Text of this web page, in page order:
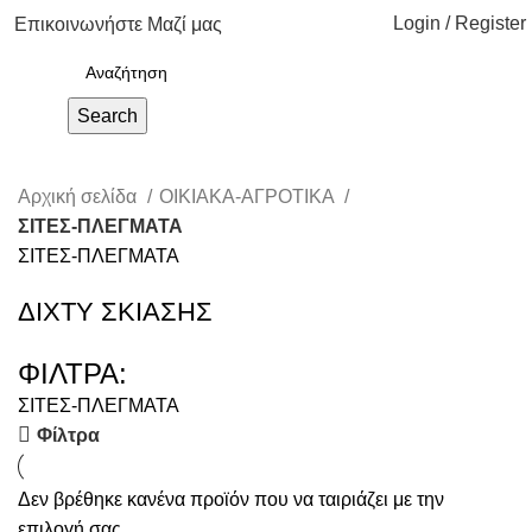
Επικοινωνήστε Μαζί μας Login / Register
Search
Αρχική σελίδα
ΟΙΚΙΑΚΑ-ΑΓΡΟΤΙΚΑ
ΣΙΤΕΣ-ΠΛΕΓΜΑΤΑ
ΣΙΤΕΣ-ΠΛΕΓΜΑΤΑ
ΔΙΧΤΥ ΣΚΙΑΣΗΣ
ΦΙΛΤΡΑ:
ΣΙΤΕΣ-ΠΛΕΓΜΑΤΑ
Φίλτρα
Δεν βρέθηκε κανένα προϊόν που να ταιριάζει με την